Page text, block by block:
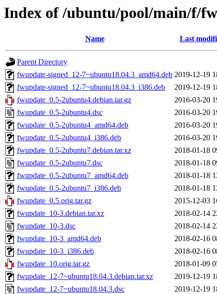
Index of /ubuntu/pool/main/f/
Name Last
Parent Directory
fwupdate-signed_12-7~ubuntu18.04.3_amd64.deb 2019-12-19
fwupdate-signed_12-7~ubuntu18.04.3_i386.deb
2019-12-19
fwupdate_0.5-2ubuntu4.debian.tar.gz
2016-03-20
fwupdate_0.5-2ubuntu4.dsc
2016-03-20
fwupdate_0.5-2ubuntu4_amd64.deb
2016-03-20
fwupdate_0.5-2ubuntu4_i386.deb
2016-03-20
fwupdate_0.5-2ubuntu7.debian.tar.xz
2018-01-18
fwupdate_0.5-2ubuntu7.dsc
2018-01-18
fwupdate_0.5-2ubuntu7_amd64.deb
2018-01-18
fwupdate_0.5-2ubuntu7_i386.deb
2018-01-18
fwupdate_0.5.orig.tar.gz
2015-12-03
fwupdate_10-3.debian.tar.xz
2018-02-14
fwupdate_10-3.dsc
2018-02-14
fwupdate_10-3_amd64.deb
2018-02-16
fwupdate_10-3_i386.deb
2018-02-16
fwupdate_10.orig.tar.gz
2018-01-09
fwupdate_12-7~ubuntu18.04.3.debian.tar.xz
2019-12-19
fwupdate_12-7~ubuntu18.04.3.dsc
2019-12-19